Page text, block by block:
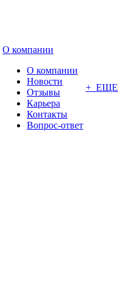
О компании
О компании
Новости
Отзывы
Карьера
Контакты
Вопрос-ответ
+ ЕЩЕ